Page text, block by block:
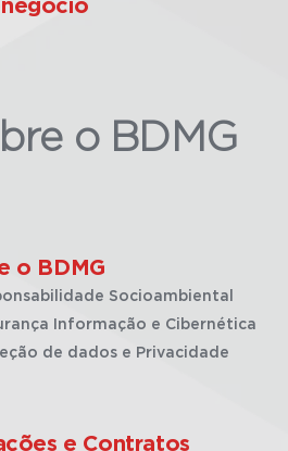
o BDMG
o BDMG
Socioambiental
Informação e Cibernética
de dados e Privacidade
e Contratos